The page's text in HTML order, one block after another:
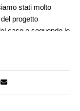
stati molto
progetto
caso e seguendo le
e
Durante le
in gruppetti di